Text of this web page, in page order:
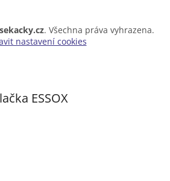
. Všechna práva vyhrazena.
nastavení cookies
ESSOX